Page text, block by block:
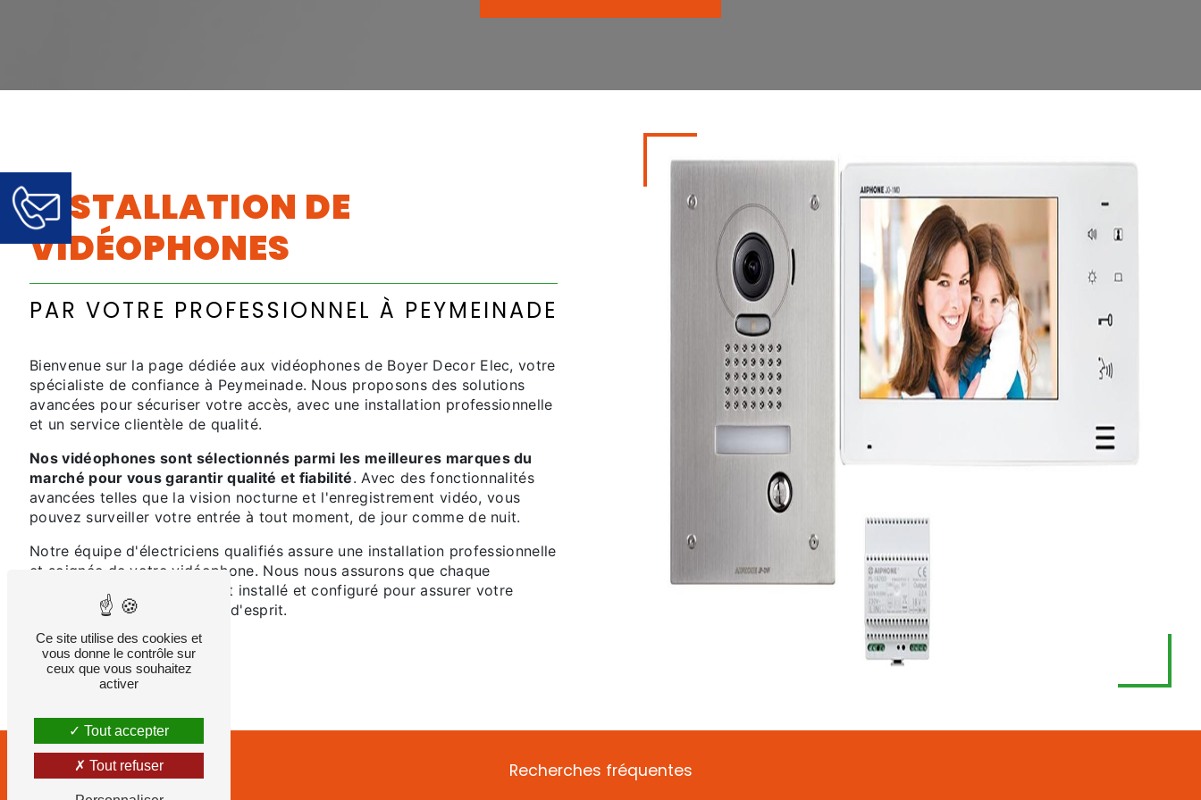
INSTALLATION DE
VIDÉOPHONES
PAR VOTRE PROFESSIONNEL À PEYMEINADE
Bienvenue sur la page dédiée aux vidéophones de Boyer Decor Elec, votre
spécialiste de confiance à Peymeinade. Nous proposons des solutions
avancées pour sécuriser votre accès, avec une installation professionnelle
et un service clientèle de qualité.
Nos vidéophones sont sélectionnés parmi les meilleures marques du
marché pour vous garantir qualité et fiabilité. Avec des fonctionnalités
avancées telles que la vision nocturne et l'enregistrement vidéo, vous
pouvez surveiller votre entrée à tout moment, de jour comme de nuit.
Notre équipe d'électriciens qualifiés assure une installation professionnelle
et soignée de votre vidéophone. Nous nous assurons que chaque
composant est correctement installé et configuré pour assurer votre
sécurité et votre tranquillité d'esprit.
Recherches fréquentes
Ce site utilise des cookies et
vous donne le contrôle sur
ceux que vous souhaitez
activer
Tout accepter
Tout refuser